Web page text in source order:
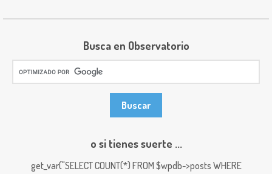
Busca en Observatorio
o si tienes suerte ...
get_var("SELECT COUNT(*) FROM $wpdb->posts WHERE